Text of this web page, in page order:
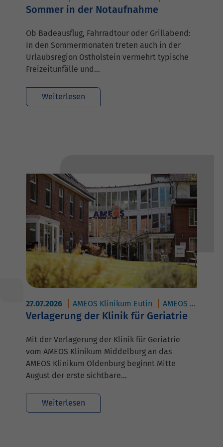
Sommer in der Notaufnahme
Ob Badeausflug, Fahrradtour oder Grillabend:
In den Sommermonaten treten auch in der
Urlaubsregion Ostholstein vermehrt typische
Freizeitunfälle und…
Weiterlesen
27.07.2026 AMEOS Klinikum Eutin AMEOS Klinikum Middelburg
Verlagerung der Klinik für Geriatrie
Mit der Verlagerung der Klinik für Geriatrie
vom AMEOS Klinikum Middelburg an das
AMEOS Klinikum Oldenburg beginnt Mitte
August der erste sichtbare…
Weiterlesen